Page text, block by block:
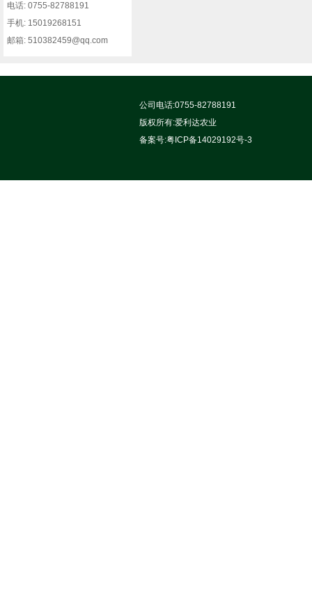
电话: 0755-82788191
手机: 15019268151
邮箱: 510382459@qq.com
公司电话:0755-82788191
版权所有:爱利达农业
备案号:粤ICP备14029192号-3